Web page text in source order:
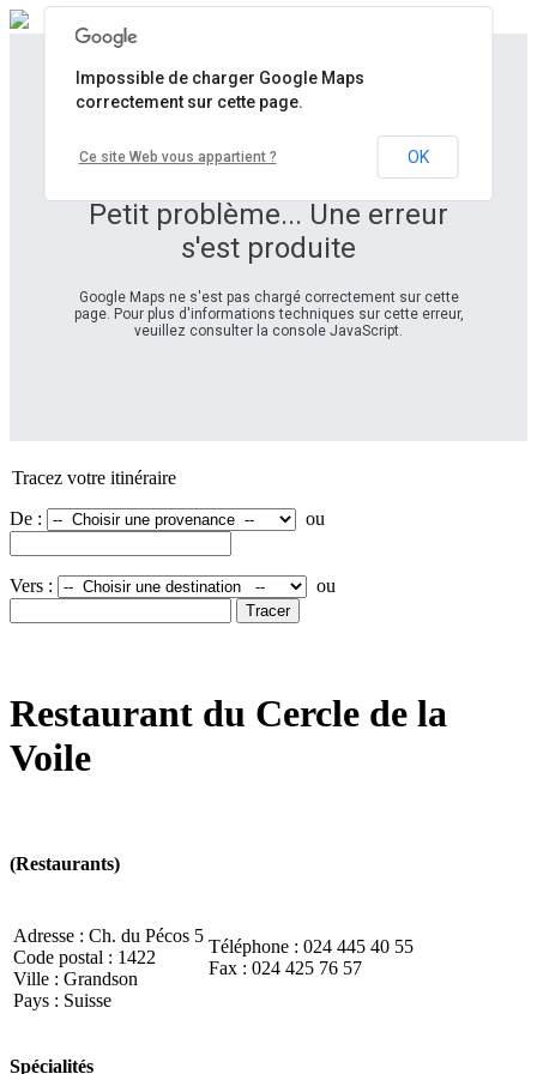
Petit problème... Une erreur
s'est produite
Google Maps ne s'est pas chargé correctement sur cette
page. Pour plus d'informations techniques sur cette erreur,
veuillez consulter la console JavaScript.
Impossible de charger Google Maps
correctement sur cette page.
Ce site Web vous appartient ? OK
Tracez votre itinéraire
De :
ou
Vers : ou
Restaurant du Cercle de la
Voile
(Restaurants)
Adresse : Ch. du Pécos 5
Code postal : 1422
Ville : Grandson
Pays : Suisse
Téléphone : 024 445 40 55
Fax : 024 425 76 57
Spécialités